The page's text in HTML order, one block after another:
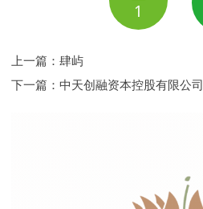
1
上一篇： 肆屿
下一篇： 中天创融资本控股有限公司